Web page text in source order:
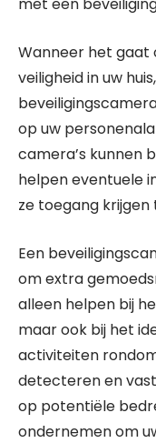
Wanneer het gaat
veiligheid in uw
op uw
camera’s kunnen
helpen eventuele
ze toegang krijgen
Een
om extra
alleen helpen bij
maar ook bij het
activiteiten
detecteren en
op potentiële
ondernemen om